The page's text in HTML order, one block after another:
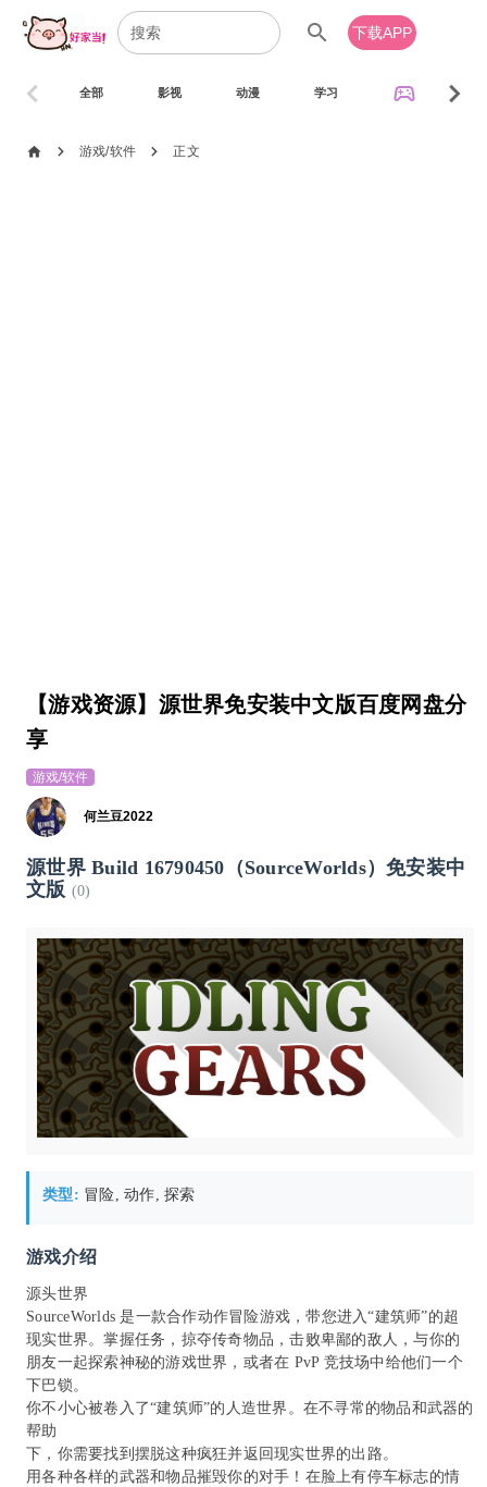
search 下载APP
全部 影视 动漫 学习 sports_esports
chevron_left chevron_right
home chevron_right 游戏/软件 chevron_right 正文
【游戏资源】源世界免安装中文版百度网盘分
享
游戏/软件
何兰豆2022
源世界 Build 16790450（SourceWorlds）免安装中
文版 (0)
类型: 冒险, 动作, 探索
游戏介绍
源头世界
SourceWorlds 是一款合作动作冒险游戏，带您进入“建筑师”的超
现实世界。掌握任务，掠夺传奇物品，击败卑鄙的敌人，与你的
朋友一起探索神秘的游戏世界，或者在 PvP 竞技场中给他们一个
下巴锁。
你不小心被卷入了“建筑师”的人造世界。在不寻常的物品和武器的
帮助
下，你需要找到摆脱这种疯狂并返回现实世界的出路。
用各种各样的武器和物品摧毁你的对手！在脸上有停车标志的情